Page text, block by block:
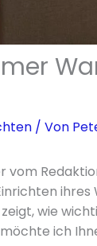
/ Von
vom
wie
ich